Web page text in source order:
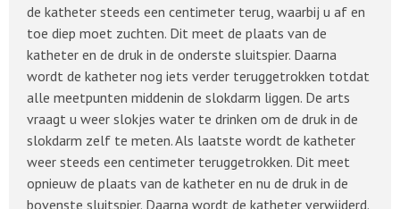
de katheter steeds een centimeter terug, waarbij u af en
toe diep moet zuchten. Dit meet de plaats van de
katheter en de druk in de onderste sluitspier. Daarna
wordt de katheter nog iets verder teruggetrokken totdat
alle meetpunten middenin de slokdarm liggen. De arts
vraagt u weer slokjes water te drinken om de druk in de
slokdarm zelf te meten. Als laatste wordt de katheter
weer steeds een centimeter teruggetrokken. Dit meet
opnieuw de plaats van de katheter en nu de druk in de
bovenste sluitspier. Daarna wordt de katheter verwijderd.